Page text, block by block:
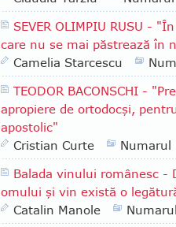
SEVER OLIMPIU RUSU -
care nu se mai păstrează în
Camelia Starcescu
TEODOR BACONSCHI -
apropiere de ortodocşi,
apostolic"
Cristian Curte
Numarul
Balada vinului românesc
omului şi vin există o
Catalin Manole